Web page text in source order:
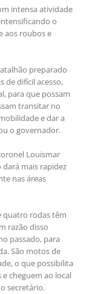
intensa atividade
o
aos roubos e
preparado
de difícil acesso,
para que possam
transitar no
e dar a
o governador.
Louismar
mais rapidez
nas áreas
quatro rodas têm
razão disso
passado, para
São motos de
o que possibilita
cheguem ao local
secretário.